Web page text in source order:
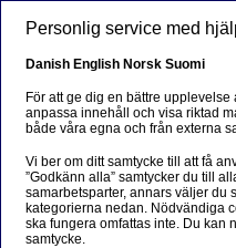
Anteeksi...
Sivua ei ole saatavilla
Pysy sivulla|Siirry
Personlig service med
Danish English Norsk Suomi
För att ge dig en bättre
anpassa innehåll och visa riktad
både våra egna och från externa
Vi ber om ditt samtycke till att få
”Godkänn alla” samtycker du till
samarbetsparter, annars väljer du
kategorierna nedan. Nödvändiga
ska fungera omfattas inte. Du kan
samtycke.